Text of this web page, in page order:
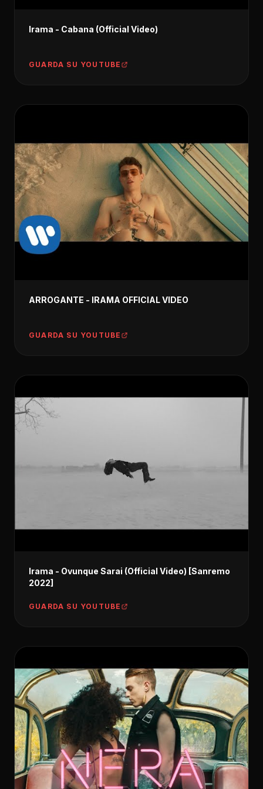
Irama - Cabana (Official Video)
GUARDA SU YOUTUBE
ARROGANTE - IRAMA OFFICIAL VIDEO
GUARDA SU YOUTUBE
Irama - Ovunque Sarai (Official Video) [Sanremo
2022]
GUARDA SU YOUTUBE